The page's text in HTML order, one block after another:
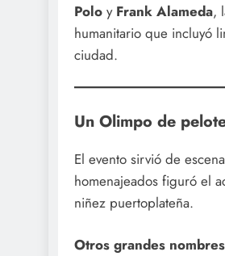
Polo y Frank Alameda,
humanitario que incluyó
ciudad.
Un Olimpo de
El evento sirvió de
homenajeados figuró el
niñez puertoplateña.
Otros grandes